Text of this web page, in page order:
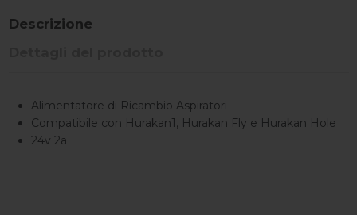
Descrizione
Alimentatore di Ricambio Aspiratori
Compatibile con Hurakan1, Hurakan Fly e Hurakan Hole
24v 2a